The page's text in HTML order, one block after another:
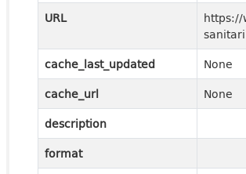
URL
https://
sanitari
cache_last_updated
None
cache_url
None
description
format